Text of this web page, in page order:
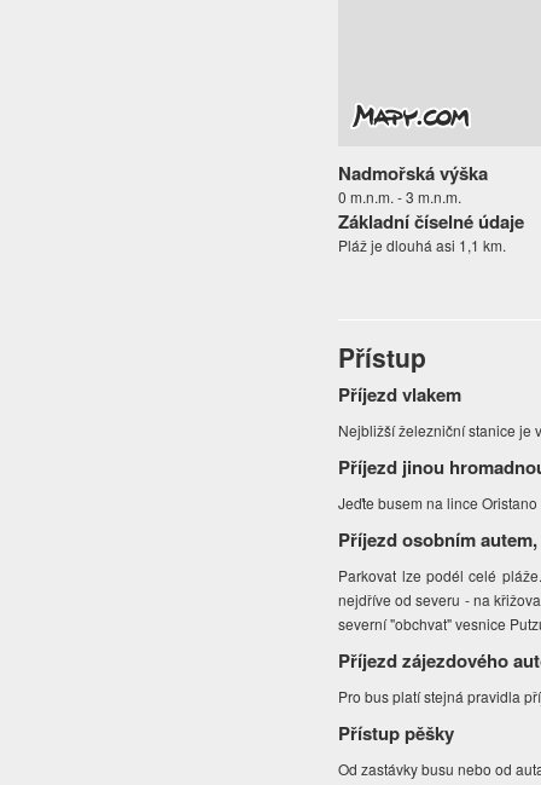
Nadmořská výška
0 m.n.m. - 3 m.n.m.
Základní číselné údaje
Pláž je dlouhá asi 1,1 km.
Přístup
Příjezd vlakem
Nejbližší železniční stanice je
Příjezd jinou
Jeďte busem na lince
Příjezd osobním
Parkovat lze podél celé
nejdříve od severu - na
severní "obchvat" vesnice
Příjezd zájezdového
Pro bus platí stejná pravidla
Přístup pěšky
Od zastávky busu nebo od